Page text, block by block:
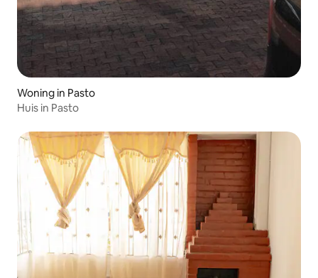
Woning in Pasto
Huis in Pasto